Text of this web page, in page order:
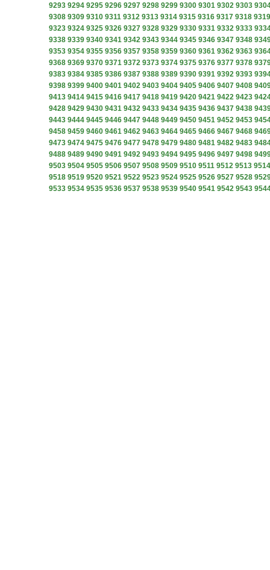
9293 9294 9295 9296 9297 9298 9299 9300 9301 9302 9303
9308 9309 9310 9311 9312 9313 9314 9315 9316 9317 9318 9319
9323 9324 9325 9326 9327 9328 9329 9330 9331 9332 9333
9338 9339 9340 9341 9342 9343 9344 9345 9346 9347 9348
9353 9354 9355 9356 9357 9358 9359 9360 9361 9362 9363
9368 9369 9370 9371 9372 9373 9374 9375 9376 9377 9378
9383 9384 9385 9386 9387 9388 9389 9390 9391 9392 9393
9398 9399 9400 9401 9402 9403 9404 9405 9406 9407 9408
9413 9414 9415 9416 9417 9418 9419 9420 9421 9422 9423
9428 9429 9430 9431 9432 9433 9434 9435 9436 9437 9438
9443 9444 9445 9446 9447 9448 9449 9450 9451 9452 9453
9458 9459 9460 9461 9462 9463 9464 9465 9466 9467 9468
9473 9474 9475 9476 9477 9478 9479 9480 9481 9482 9483
9488 9489 9490 9491 9492 9493 9494 9495 9496 9497 9498
9503 9504 9505 9506 9507 9508 9509 9510 9511 9512 9513 9514
9518 9519 9520 9521 9522 9523 9524 9525 9526 9527 9528
9533 9534 9535 9536 9537 9538 9539 9540 9541 9542 9543